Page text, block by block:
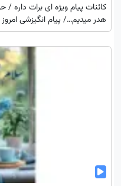
کائنات پیام ویژه ای برات داره /
هدر میدیم…/ پیام انگیزشی امروز 29بهمن 1404+ ویدئو